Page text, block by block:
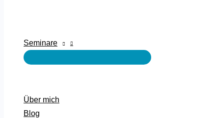
Seminare
Über mich
Blog